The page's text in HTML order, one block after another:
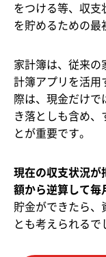
をつける等、収支
を貯めるための最
家計簿は、従来の
計簿アプリを活用
際は、現金だけで
き落としも含め、
とが重要です。
現在の収支状況が
額から逆算して毎
貯金ができたら、
とも考えられるで